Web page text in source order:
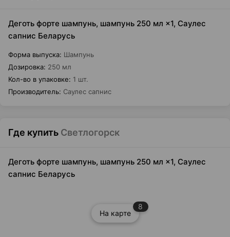
Деготь форте шампунь, шампунь 250 мл ×1, Саулес
сапнис Беларусь
Форма выпуска: Шампунь
Дозировка: 250 мл
Кол-во в упаковке: 1 шт.
Производитель: Саулес сапнис
Где купить Светлогорск
Деготь форте шампунь, шампунь 250 мл ×1, Саулес
сапнис Беларусь
На карте
8